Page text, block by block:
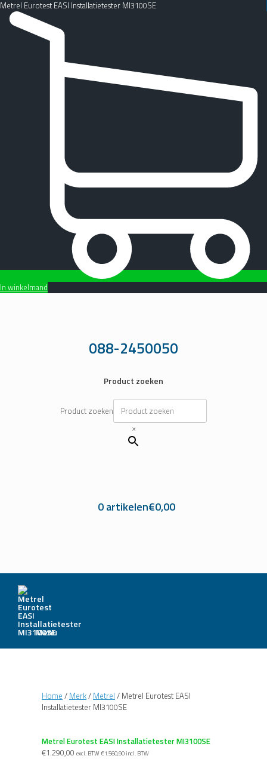
Metrel Eurotest EASI Installatietester MI3100SE
In winkelmand
088-2450050
Product zoeken
Product zoeken
×
0 artikelen€0,00
Menu
Home / Merk/ Metrel / Metrel Eurotest EASI
Installatietester MI3100SE
Metrel Eurotest EASI Installatietester MI3100SE
€1.290,00 excl. BTW €1.560,90 incl. BTW